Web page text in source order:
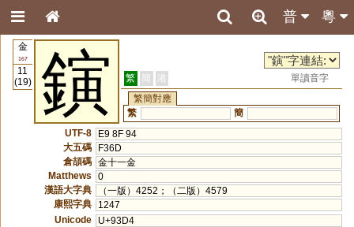
粵
普
金
167
11
(19)
鏔 繁 簡 港
單讀音字
繁簡對應
繁
簡
UTF-8
E9 8F 94
大五碼
F36D
倉頡碼 金十一金
Matthews
0
漢語大字典
（一版）4252；（二版）4579
康熙字典
1247
Unicode
U+93D4